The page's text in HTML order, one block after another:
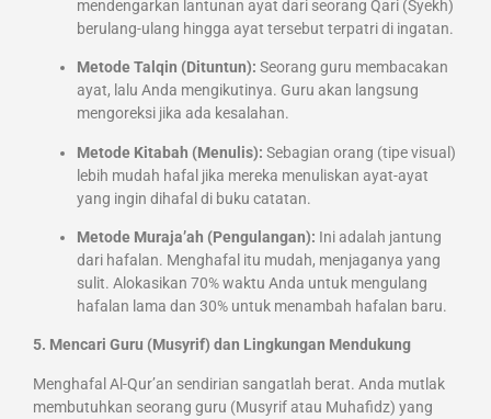
mendengarkan lantunan ayat dari seorang Qari (Syekh)
berulang-ulang hingga ayat tersebut terpatri di ingatan.
Metode Talqin (Dituntun): Seorang guru membacakan
ayat, lalu Anda mengikutinya. Guru akan langsung
mengoreksi jika ada kesalahan.
Metode Kitabah (Menulis): Sebagian orang (tipe visual)
lebih mudah hafal jika mereka menuliskan ayat-ayat
yang ingin dihafal di buku catatan.
Metode Muraja’ah (Pengulangan): Ini adalah jantung
dari hafalan. Menghafal itu mudah, menjaganya yang
sulit. Alokasikan 70% waktu Anda untuk mengulang
hafalan lama dan 30% untuk menambah hafalan baru.
5. Mencari Guru (Musyrif) dan Lingkungan Mendukung
Menghafal Al-Qur’an sendirian sangatlah berat. Anda mutlak
membutuhkan seorang guru (Musyrif atau Muhafidz) yang